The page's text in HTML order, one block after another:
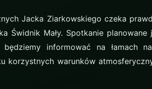
Jacka Ziarkowskiego czeka
Świdnik Mały. Spotkanie
będziemy informować na łamach
korzystnych warunków